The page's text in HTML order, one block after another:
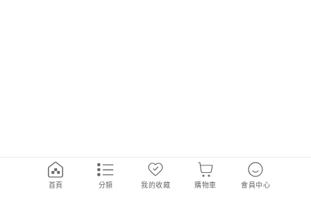
首頁 分類 我的收藏 購物車 會員中心